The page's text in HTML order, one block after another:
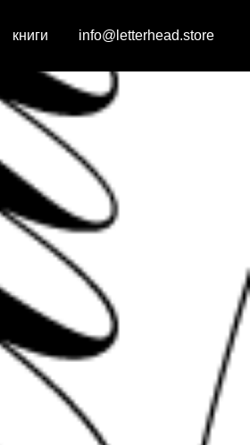
книги info@letterhead.store